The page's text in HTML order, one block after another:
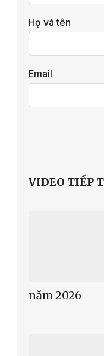
Họ và tên
Email
VIDEO TIẾP
năm 2026